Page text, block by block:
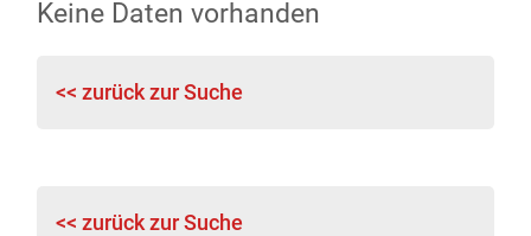
Keine Daten vorhanden
<< zurück zur Suche
<< zurück zur Suche